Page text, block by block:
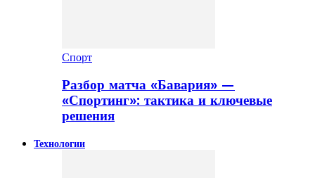
Спорт
Разбор матча «Бавария» —
«Спортинг»: тактика и ключевые
решения
Технологии